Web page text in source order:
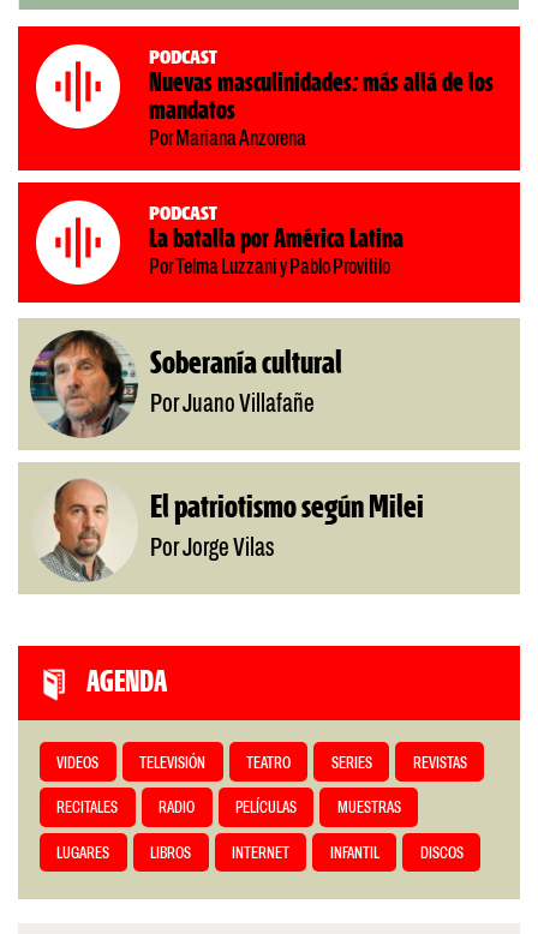
Podcast
Nuevas masculinidades: más allá de los
mandatos
Por Mariana Anzorena
Podcast
La batalla por América Latina
Por Telma Luzzani y Pablo Provitilo
Soberanía cultural
Por Juano Villafañe
El patriotismo según Milei
Por Jorge Vilas
AGENDA
VIDEOS TELEVISIÓN TEATRO SERIES REVISTAS
RECITALES RADIO PELÍCULAS MUESTRAS
LUGARES LIBROS INTERNET INFANTIL DISCOS